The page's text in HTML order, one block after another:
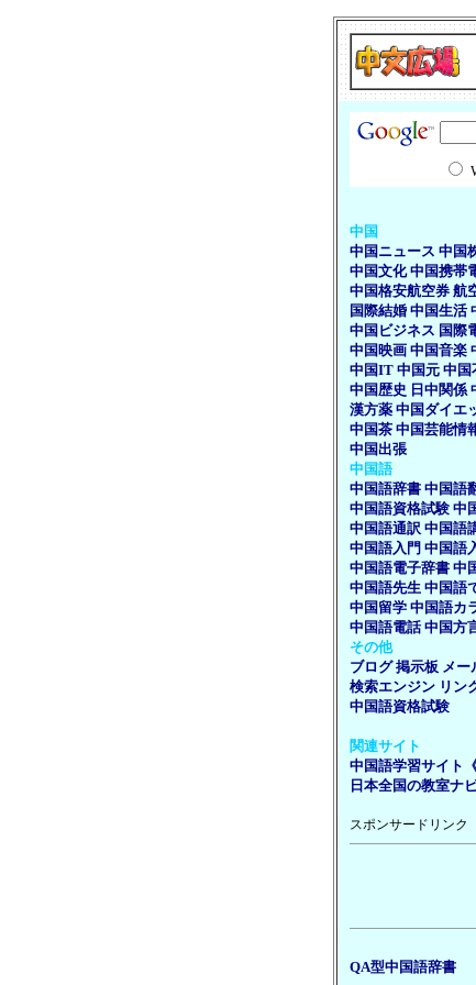
中国
中国ニュース 中国
中国文化 中国携帯
中国格安航空券 航
国際結婚 中国生活
中国ビジネス 国際
中国映画 中国音楽
中国IT 中国元 中国
中国歴史 日中関係
漢方薬 中国ダイエ
中国茶 中国芸能情
中国出張
中国語
中国語辞書 中国語
中国語資格試験 中
中国語通訳 中国語
中国語入門 中国語
中国語電子辞書 中
中国語先生 中国語
中国留学 中国語カ
中国語電話 中国方
その他
ブログ 掲示板 メー
検索エンジン リン
中国語資格試験
関連サイト
中国語学習サイト
日本全国の教室ナ
スポンサードリンク
QA型中国語辞書